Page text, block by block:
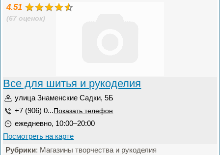
4.51
(67 оценок)
Все для шитья и рукоделия
улица Знаменские Садки, 5Б
+7 (906) 0... Показать телефон
ежедневно, 10:00–20:00
Посмотреть на карте
Рубрики: Магазины творчества и рукоделия